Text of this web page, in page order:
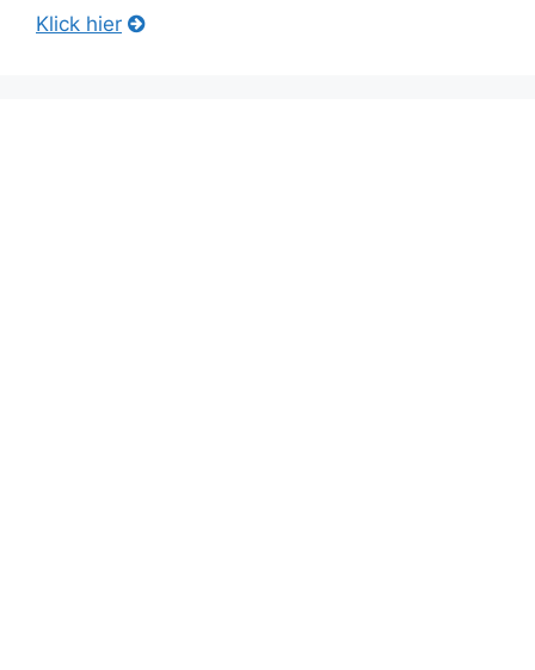
Klick hier